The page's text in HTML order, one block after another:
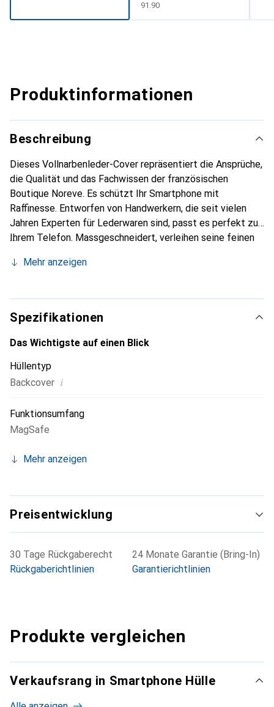
CHF
91.90
Produktinformationen
Beschreibung
Dieses Vollnarbenleder-Cover repräsentiert die Ansprüche,
die Qualität und das Fachwissen der französischen
Boutique Noreve. Es schützt Ihr Smartphone mit
Raffinesse. Entworfen von Handwerkern, die seit vielen
Jahren Experten für Lederwaren sind, passt es perfekt zu
Ihrem Telefon. Massgeschneidert, verleihen seine feinen
und unverzichtbaren Accessoire Ihres Smartphones.
die Marke Noreve eine sichere Wahl für eine
anspruchsvolle Kundschaft.
Mehr anzeigen
Spezifikationen
Das Wichtigste auf einen Blick
Hüllentyp
Backcover i
Funktionsumfang
MagSafe
Mehr anzeigen
Preisentwicklung
30 Tage Rückgaberecht
Rückgaberichtlinien
24 Monate Garantie (Bring-In)
Garantierichtlinien
Produkte vergleichen
Verkaufsrang in Smartphone Hülle